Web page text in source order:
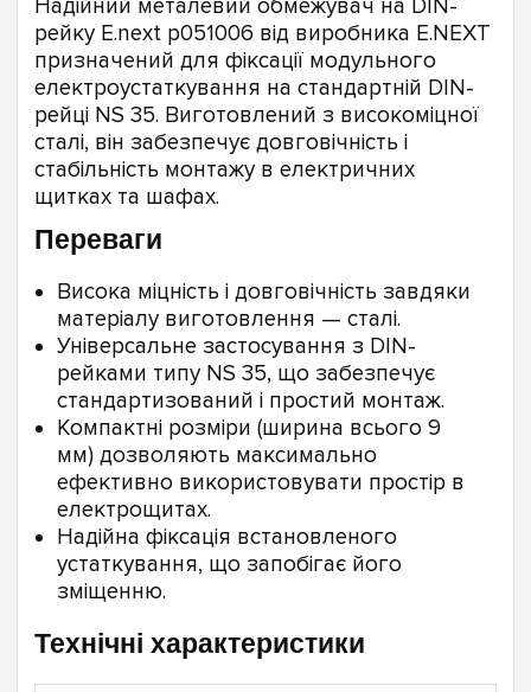
Надійний металевий обмежувач на DIN-
рейку E.next p051006 від виробника E.NEXT
призначений для фіксації модульного
електроустаткування на стандартній DIN-
рейці NS 35. Виготовлений з високоміцної
сталі, він забезпечує довговічність і
стабільність монтажу в електричних
щитках та шафах.
Переваги
Висока міцність і довговічність завдяки
матеріалу виготовлення — сталі.
Універсальне застосування з DIN-
рейками типу NS 35, що забезпечує
стандартизований і простий монтаж.
Компактні розміри (ширина всього 9
мм) дозволяють максимально
ефективно використовувати простір в
електрощитах.
Надійна фіксація встановленого
устаткування, що запобігає його
зміщенню.
Технічні характеристики